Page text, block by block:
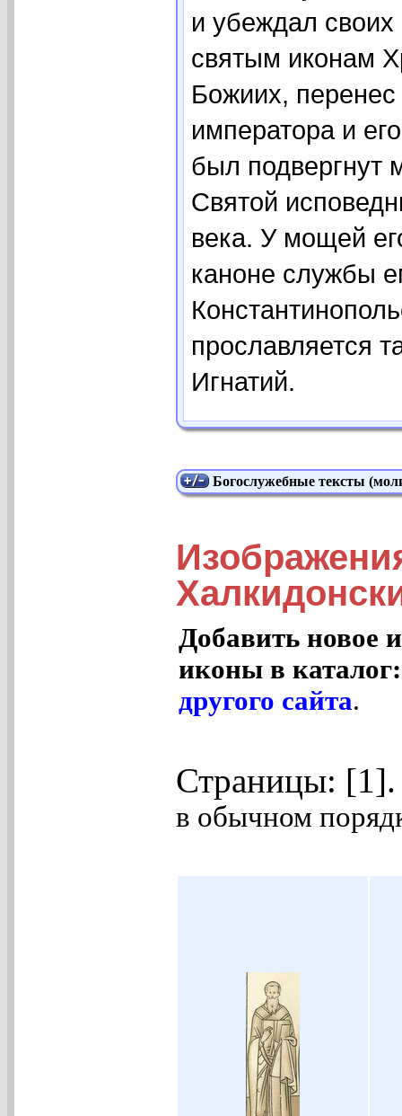
и убеждал своих
святым иконам
Божиих, перенес
императора и
был подвергнут
Святой
века. У мощей
каноне службы
прославляется
Игнатий.
Богослужебные тексты
Добавить новое
иконы в
другого сайта.
Страницы:
в обычном